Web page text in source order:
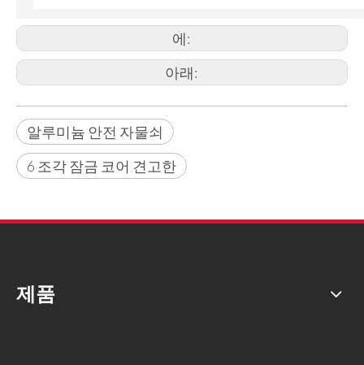
에:
아래:
알루미늄 안전 자물쇠
6 조각 잠금 코어 견고한
제품